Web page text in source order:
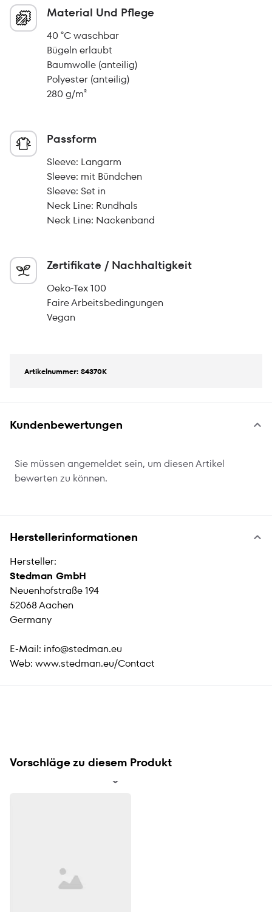
Material Und Pflege
40 °C waschbar
Bügeln erlaubt
Baumwolle (anteilig)
Polyester (anteilig)
280 g/m²
Passform
Sleeve: Langarm
Sleeve: mit Bündchen
Sleeve: Set in
Neck Line: Rundhals
Neck Line: Nackenband
Zertifikate / Nachhaltigkeit
Oeko-Tex 100
Faire Arbeitsbedingungen
Vegan
Artikelnummer: S4370K
Kundenbewertungen
Sie müssen angemeldet sein, um diesen Artikel
bewerten zu können.
Herstellerinformationen
Hersteller:
Stedman GmbH
Neuenhofstraße 194
52068 Aachen
Germany
E-Mail: info@stedman.eu
Web: www.stedman.eu/Contact
Vorschläge zu diesem Produkt